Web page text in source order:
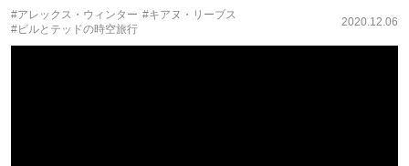
#アレックス・ウィンター #キアヌ・リーブス
#ビルとテッドの時空旅行
2020.12.06